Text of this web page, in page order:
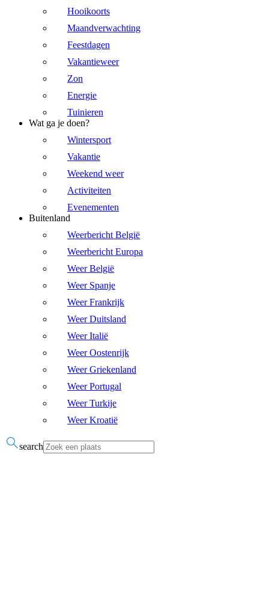
Hooikoorts
Maandverwachting
Feestdagen
Vakantieweer
Zon
Energie
Tuinieren
Wat ga je doen?
Wintersport
Vakantie
Weekend weer
Activiteiten
Evenementen
Buitenland
Weerbericht België
Weerbericht Europa
Weer België
Weer Spanje
Weer Frankrijk
Weer Duitsland
Weer Italië
Weer Oostenrijk
Weer Griekenland
Weer Portugal
Weer Turkije
Weer Kroatië
search